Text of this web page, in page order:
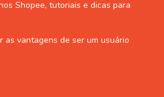
Shopee, tutoriais e dicas para
as vantagens de ser um usuário